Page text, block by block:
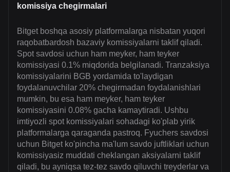
komissiya chegirmalari
Bitget boshqa asosiy platformalarga nisbatan yuqori
raqobatbardosh bazaviy komissiyalarni taklif qiladi.
Spot savdosi uchun ham meyker, ham teyker
komissiyasi 0.1% miqdorida belgilanadi. Tranzaksiya
komissiyalarini BGB yordamida to'laydigan
foydalanuvchilar 20% chegirmadan foydalanishlari
mumkin, bu esa ham meyker, ham teyker
komissiyasini 0.08% gacha kamaytiradi. Ushbu
imtiyozli spot komissiyalari sohadagi ko'plab yirik
platformalarga qaraganda pastroq. Fyuchers savdosi
uchun Bitget ko'pincha ma'lum savdo juftliklari uchun
komissiyasiz muddati cheklangan aksiyalarni taklif
qiladi, bu ayniqsa tez-tez savdo qiluvchi treyderlar va